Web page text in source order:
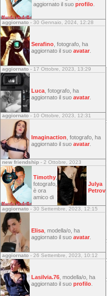
aggiornato il suo profilo
aggiornato - 30 Gennaio, 2024, 12:28
Serafino , fotografo, ha
aggiornato il suo avatar
aggiornato - 17 Ottobre, 2023, 13:29
Luca , fotografo, ha
aggiornato il suo avatar
aggiornato - 10 Ottobre, 2023, 12:31
Imaginaction , fotografo, ha
aggiornato il suo avatar
new friendship - 2 Ottobre, 2023
Timothy
fotografo,
è ora
amico di
Julya
Petrov
aggiornato - 30 Settembre, 2023, 12:15
Elisa , modella/o, ha
aggiornato il suo avatar
aggiornato - 26 Settembre, 2023, 10:12
Lasilvia.76 , modella/o, ha
aggiornato il suo profilo